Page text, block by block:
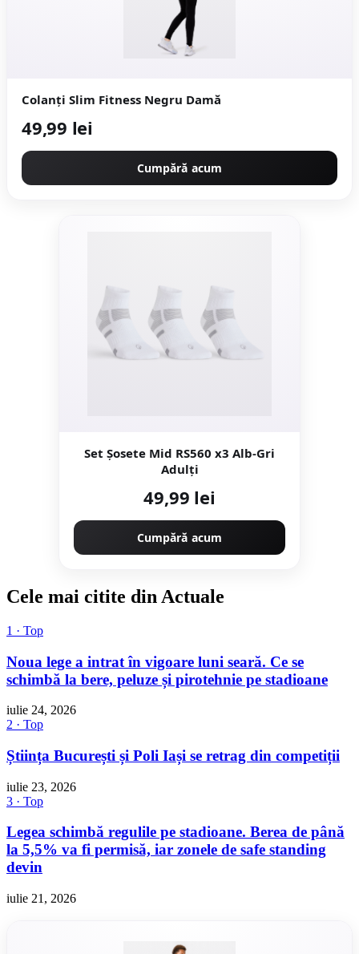
Colanţi Slim Fitness Negru Damă
49,99 lei
Cumpără acum
Set Şosete Mid RS560 x3 Alb-Gri
Adulţi
49,99 lei
Cumpără acum
Cele mai citite din Actuale
1 · Top
Noua lege a intrat în vigoare luni seară. Ce se
schimbă la bere, peluze și pirotehnie pe stadioane
iulie 24, 2026
2 · Top
Știința București și Poli Iași se retrag din competiții
iulie 23, 2026
3 · Top
Legea schimbă regulile pe stadioane. Berea de până
la 5,5% va fi permisă, iar zonele de safe standing
devin
iulie 21, 2026